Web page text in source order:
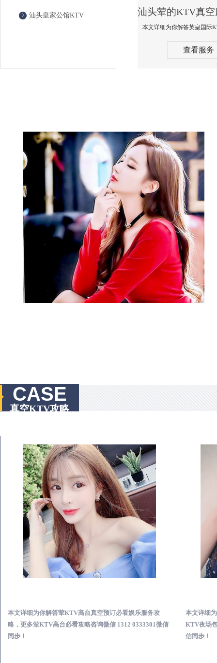
汕头皇家公馆KTV
查看服务
CASE
真空KTV攻略
本文详细为你解答荤KTV高台真空预订必看娱乐服务攻
略，更多荤KTV高台必看攻略咨询微信 1312 0333301微信
同步！
本文详细
KTV夜场
信同步！